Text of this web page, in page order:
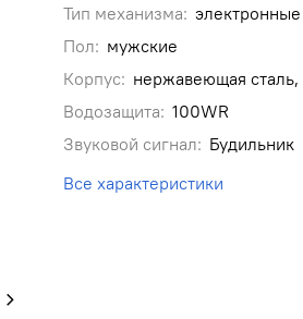
Тип механизма:
Пол: мужские
Корпус: нержавеющая сталь,
Водозащита: 100WR
Звуковой сигнал: Будильник
Все характеристики